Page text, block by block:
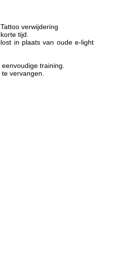
verwijdering
tijd.
in plaats van oude e-light
training.
vervangen.